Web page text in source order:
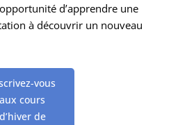
d’apprendre une
à découvrir un nouveau
vous
aux cours
d’hiver de